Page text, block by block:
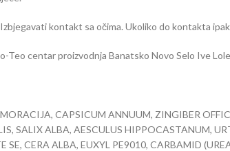
kontakt sa očima. Ukoliko do kontakta
Teo centar proizvodnja Banatsko Novo Selo Ive
CAPSICUM ANNUUM, ZINGIBER
SALIX ALBA, AESCULUS HIPPOCASTANUM,
SE, CERA ALBA, EUXYL PE9010, CARBAMID